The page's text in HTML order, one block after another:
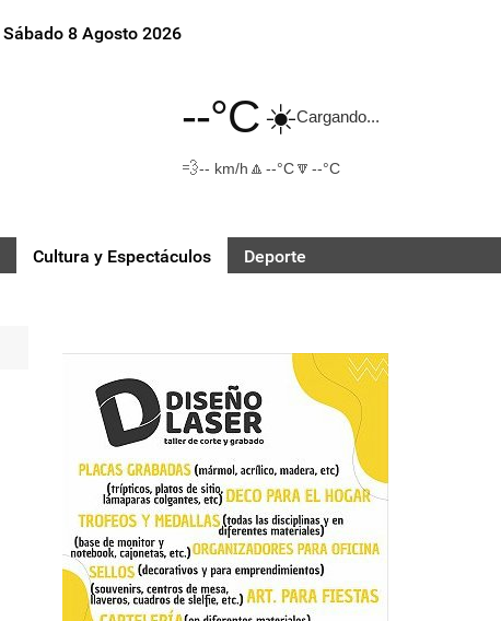
Sábado 8 Agosto 2026
--°C☀️Cargando...
💨-- km/h 🔼 --°C🔽 --°C
Cultura y Espectáculos Deporte